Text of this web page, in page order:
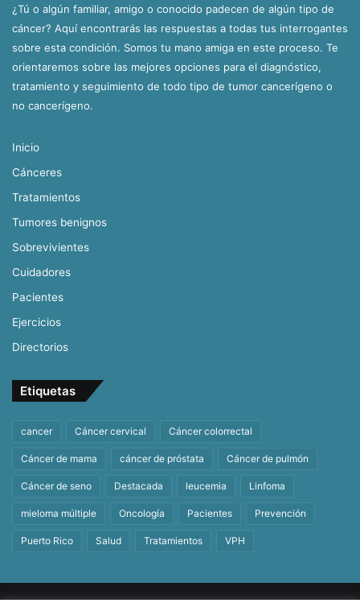
¿Tú o algún familiar, amigo o conocido padecen de algún tipo de
cáncer? Aquí encontrarás las respuestas a todas tus interrogantes
sobre esta condición. Somos tu mano amiga en este proceso. Te
orientaremos sobre las mejores opciones para el diagnóstico,
tratamiento y seguimiento de todo tipo de tumor cancerígeno o
no cancerígeno.
Inicio
Cánceres
Tratamientos
Tumores benignos
Sobrevivientes
Cuidadores
Pacientes
Ejercicios
Directorios
Etiquetas
cancer Cáncer cervical Cáncer colorrectal
Cáncer de mama cáncer de próstata Cáncer de pulmón
Cáncer de seno Destacada leucemia Linfoma
mieloma múltiple Oncología Pacientes Prevención
Puerto Rico Salud Tratamientos VPH